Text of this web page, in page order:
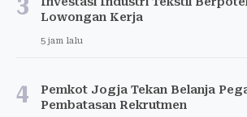
Lowongan Kerja
5 jam lalu
4
Pemkot Jogja Tekan Belanja
Pembatasan Rekrutmen